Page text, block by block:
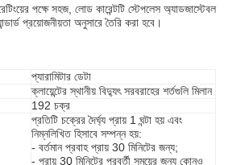
পক্ষে সহজ, লোড কারেন্টটি স্টেপলেস অ্যাডজাস্টেবল
প্রয়োজনীয়তা অনুসারে তৈরি করা হবে।
প্যারামিটার ডেটা
ক্লায়েন্টের স্থানীয় বিদ্যুৎ সরবরাহের শর্তগুলি মিলান
192 চক্র
প্রতিটি চক্রের দৈর্ঘ্য প্রায় 1 ঘন্টা হয় এবং
নিম্নলিখিত হিসাবে সম্পন্ন হয়:
- বর্তমান প্রবাহ প্রায় 30 মিনিটের জন্য;
- প্রায় 30 মিনিটের পরবর্তী সময়ের জন্য কোনও